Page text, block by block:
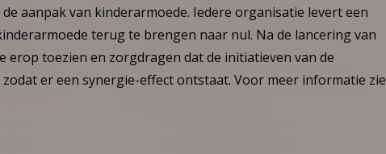
aanpak van kinderarmoede. Iedere organisatie levert een
terug te brengen naar nul. Na de lancering van
erop toezien en zorgdragen dat de initiatieven van de
er een synergie-effect ontstaat. Voor meer informatie zie